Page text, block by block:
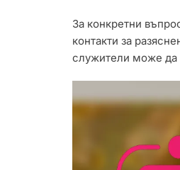
За конкретни
контакти за
служители може да